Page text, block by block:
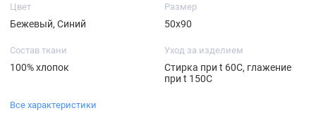
Цвет
Бежевый, Синий
Размер
50х90
Состав ткани
100% хлопок
Уход за изделием
Стирка при t 60С, глажение
при t 150С
Все характеристики